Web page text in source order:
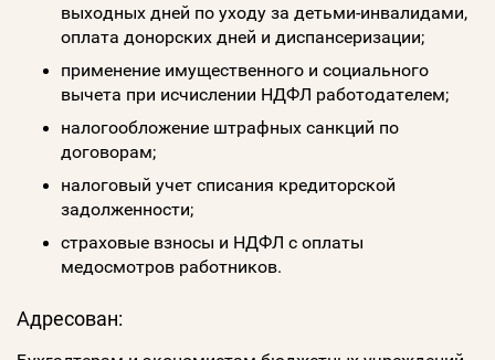
выходных дней по уходу за детьми-инвалидами,
оплата донорских дней и диспансеризации;
применение имущественного и социального
вычета при исчислении НДФЛ работодателем;
налогообложение штрафных санкций по
договорам;
налоговый учет списания кредиторской
задолженности;
страховые взносы и НДФЛ с оплаты
медосмотров работников.
Адресован: